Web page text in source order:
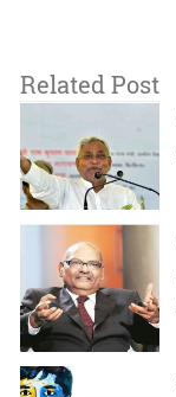
Related Post